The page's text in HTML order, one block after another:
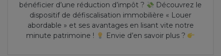
bénéficier d’une réduction d’impôt ?
Découvrez le
dispositif de défiscalisation immobilière « Louer
abordable » et ses avantages en lisant vite notre
minute patrimoine !
Envie d’en savoir plus ?